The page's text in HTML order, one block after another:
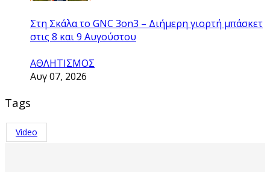
Στη Σκάλα το GNC 3on3 – Διήμερη γιορτή μπάσκετ
στις 8 και 9 Αυγούστου
ΑΘΛΗΤΙΣΜΟΣ
Αυγ 07, 2026
Tags
Video